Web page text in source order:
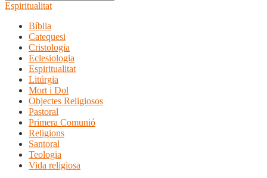
Espiritualitat
Bíblia
Catequesi
Cristologia
Eclesiologia
Espiritualitat
Litúrgia
Mort i Dol
Objectes Religiosos
Pastoral
Primera Comunió
Religions
Santoral
Teologia
Vida religiosa